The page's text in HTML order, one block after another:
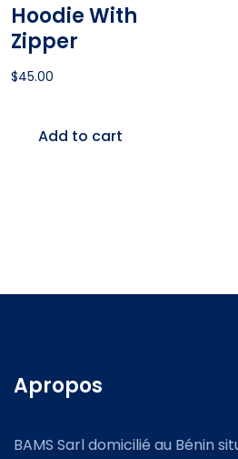
Hoodie With
Zipper
$45.00
Add to cart
Apropos
BAMS Sarl domicilié au Bénin